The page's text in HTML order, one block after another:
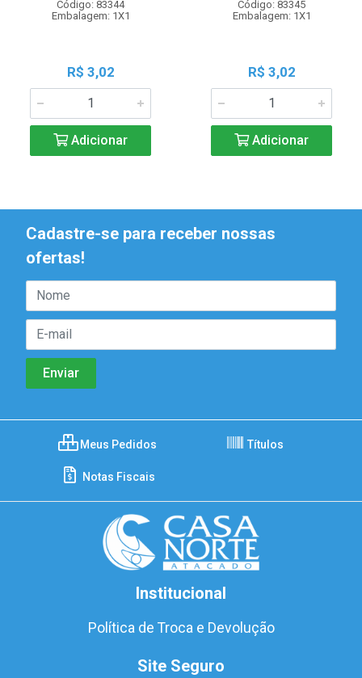
Código: 83344
Embalagem: 1X1
R$ 3,02
Adicionar
Código: 83345
Embalagem: 1X1
R$ 3,02
Adicionar
Cadastre-se para receber nossas
ofertas!
Meus Pedidos Títulos
Notas Fiscais
Institucional
Política de Troca e Devolução
Site Seguro